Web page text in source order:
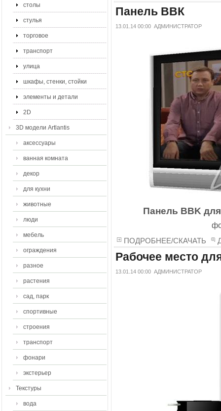
столы
стулья
торговое
транспорт
улица
шкафы, стенки, стойки
элементы и детали
2D
3D модели Artlantis
аксессуары
ванная комната
декор
для кухни
животные
люди
мебель
ограждения
разное
растения
сад, парк
спортивные
строения
транспорт
фонари
экстерьер
Текстуры
вода
Панель ВВК
13.01.14 00:00 АДМИНИСТРАТОР
Панель BBK
ПОДРОБНЕЕ/СКАЧАТЬ
Рабочее место
13.01.14 00:00 АДМИНИСТРАТОР